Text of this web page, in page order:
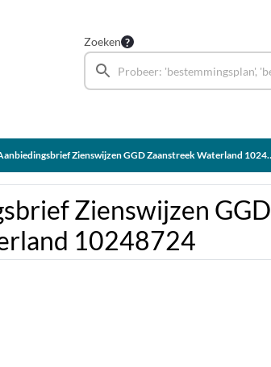
Zoeken
Zienswijzen GGD Zaanstreek Waterland 10248724
Zienswijzen GGD
10248724